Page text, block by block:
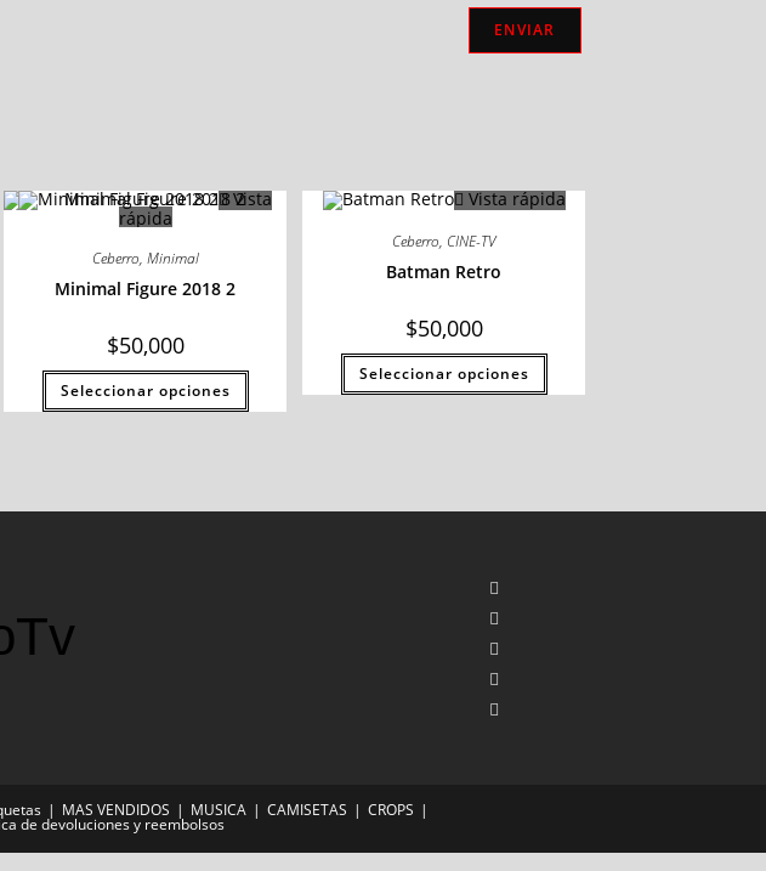
Vista
rápida
Ceberro, Minimal
Minimal Figure 2018 2
$50,000
Seleccionar opciones
Vista rápida
Ceberro, CINE-TV
Batman Retro
$50,000
Seleccionar opciones
MAS VENDIDOS MUSICA CAMISETAS CROPS
de devoluciones y reembolsos